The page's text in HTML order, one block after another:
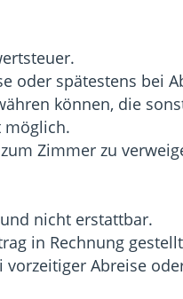
oder spätestens bei
können, die
möglich.
Zimmer zu
nicht erstattbar.
in Rechnung
Abreise